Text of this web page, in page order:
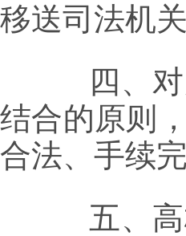
移送司法机
四、对
结合的原则
合法、手续完
五、高